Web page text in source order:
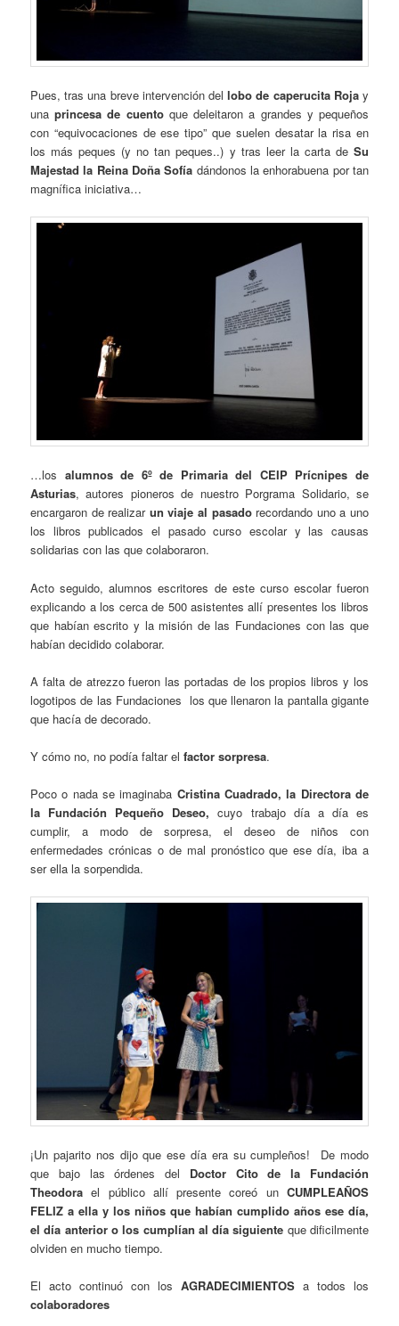
Pues, tras una breve intervención dellobo de caperucita Rojay
unaprincesa de cuentoque deleitaron a grandes y pequeños
con “equivocaciones de ese tipo” que suelen desatar la risa en
los más peques (y no tan peques..) y tras leer la carta de Su
Majestad la Reina Doña Sofía dándonos la enhorabuena por tan
magnífica iniciativa…
…los alumnos de 6º de Primaria del CEIP Prícnipes de
Asturias, autores pioneros de nuestro Porgrama Solidario, se
encargaron de realizar un viaje al pasadorecordando uno a uno
los libros publicados el pasado curso escolar y las causas
solidarias con las que colaboraron.
Acto seguido, alumnos escritores de este curso escolar fueron
explicando a los cerca de 500 asistentes allí presentes los libros
que habían escrito y la misión de las Fundaciones con las que
habían decidido colaborar.
A falta de atrezzo fueron las portadas de los propios libros y los
logotipos de las Fundaciones los que llenaron la pantalla gigante
que hacía de decorado.
Y cómo no, no podía faltar elfactor sorpresa.
Poco o nada se imaginaba Cristina Cuadrado, la Directora de
la Fundación Pequeño Deseo, cuyo trabajo día a día es
cumplir, a modo de sorpresa, el deseo de niños con
enfermedades crónicas o de mal pronóstico que ese día, iba a
ser ella la sorpendida.
¡Un pajarito nos dijo que ese día era su cumpleños! De modo
que bajo las órdenes del Doctor Cito de la Fundación
Theodora el público allí presente coreó un CUMPLEAÑOS
FELIZ a ella y los niños que habían cumplido años ese día,
el día anterior o los cumplían al día siguiente que dificilmente
olviden en mucho tiempo.
El acto continuó con los AGRADECIMIENTOS a todos los
colaboradores